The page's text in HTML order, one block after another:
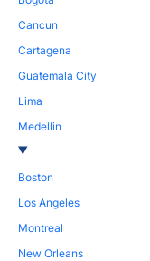
Cancun
Cartagena
Guatemala City
Lima
Medellin
Boston
Los Angeles
Montreal
New Orleans